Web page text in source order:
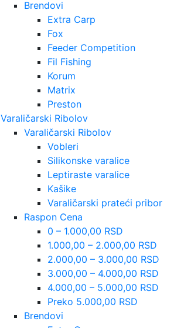
Brendovi
Extra Carp
Fox
Feeder Competition
Fil Fishing
Korum
Matrix
Preston
Varaličarski Ribolov
Varaličarski Ribolov
Vobleri
Silikonske varalice
Leptiraste varalice
Kašike
Varaličarski prateći pribor
Raspon Cena
0 – 1.000,00 RSD
1.000,00 – 2.000,00 RSD
2.000,00 – 3.000,00 RSD
3.000,00 – 4.000,00 RSD
4.000,00 – 5.000,00 RSD
Preko 5.000,00 RSD
Brendovi